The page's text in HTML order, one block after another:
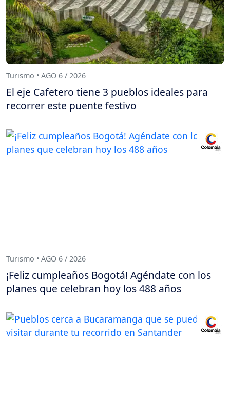
Turismo • AGO 6 / 2026
El eje Cafetero tiene 3 pueblos ideales para
recorrer este puente festivo
Turismo • AGO 6 / 2026
¡Feliz cumpleaños Bogotá! Agéndate con los
planes que celebran hoy los 488 años